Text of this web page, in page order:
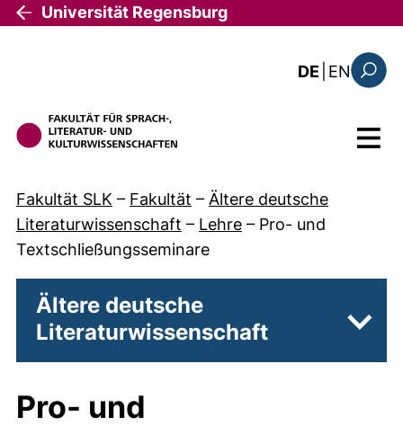
Direkt zum Inhalt
Universität Regensburg
DE EN: the
Menü
Fakultät SLK – Fakultät – Ältere deutsche
Literaturwissenschaft – Lehre – Pro- und
Textschließungsseminare
Ältere deutsche
Literaturwissenschaft
Pro- und